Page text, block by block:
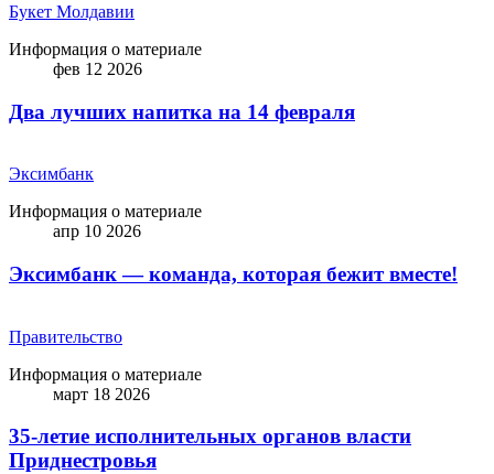
Букет Молдавии
Информация о материале
фев 12 2026
Два лучших напитка на 14 февраля
Эксимбанк
Информация о материале
апр 10 2026
Эксимбанк — команда, которая бежит вместе!
Правительство
Информация о материале
март 18 2026
35-летие исполнительных органов власти
Приднестровья